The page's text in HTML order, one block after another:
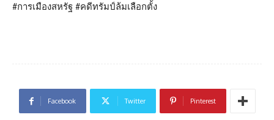
#การเมืองสหรัฐ #คดีทรัมป์ล้มเลือกตั้ง
Facebook Twitter Pinterest